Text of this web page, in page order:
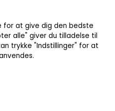
for at give dig den bedste
alle" giver du tilladelse til
trykke "Indstillinger" for at